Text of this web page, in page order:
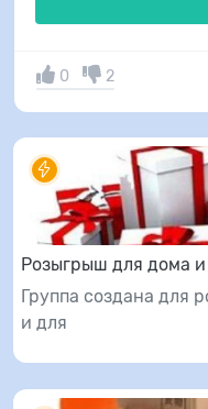
0 2
Розыгрыш для дома и
Группа создана для
и для